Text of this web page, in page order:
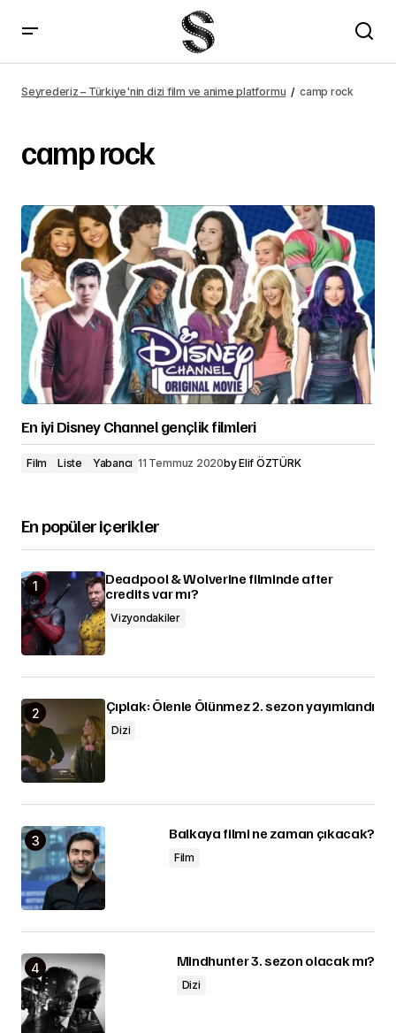
Seyrederiz – Türkiye'nin dizi film ve anime platformu camp rock
camp rock
En iyi Disney Channel gençlik filmleri
Film Liste Yabancı 11 Temmuz 2020byElif ÖZTÜRK
En popüler içerikler
Deadpool & Wolverine filminde after
credits var mı?
Vizyondakiler
Çıplak: Ölenle Ölünmez 2. sezon yayımlandı
Dizi
Balkaya filmi ne zaman çıkacak?
Film
Mindhunter 3. sezon olacak mı?
Dizi